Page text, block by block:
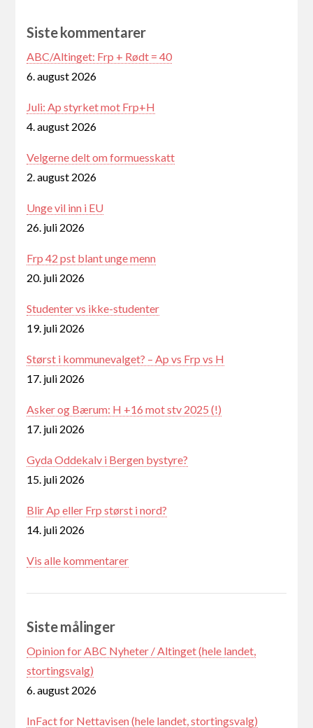
Siste kommentarer
ABC/Altinget: Frp + Rødt = 40
6. august 2026
Juli: Ap styrket mot Frp+H
4. august 2026
Velgerne delt om formuesskatt
2. august 2026
Unge vil inn i EU
26. juli 2026
Frp 42 pst blant unge menn
20. juli 2026
Studenter vs ikke-studenter
19. juli 2026
Størst i kommunevalget? – Ap vs Frp vs H
17. juli 2026
Asker og Bærum: H +16 mot stv 2025 (!)
17. juli 2026
Gyda Oddekalv i Bergen bystyre?
15. juli 2026
Blir Ap eller Frp størst i nord?
14. juli 2026
Vis alle kommentarer
Siste målinger
Opinion for ABC Nyheter / Altinget (hele landet,
stortingsvalg)
6. august 2026
InFact for Nettavisen (hele landet, stortingsvalg)